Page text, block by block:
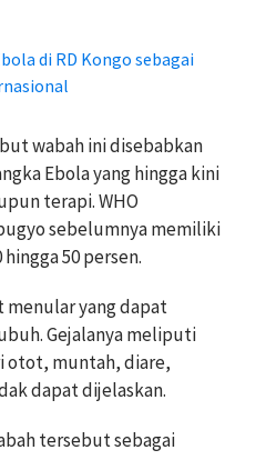
di RD Kongo sebagai
wabah ini disebabkan
Ebola yang hingga kini
terapi. WHO
sebelumnya memiliki
50 persen.
menular yang dapat
Gejalanya meliputi
otot, muntah, diare,
dapat dijelaskan.
tersebut sebagai